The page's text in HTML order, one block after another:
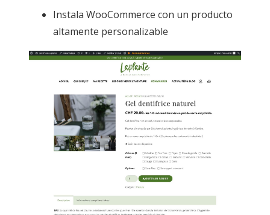
Instala WooCommerce con un producto
altamente personalizable